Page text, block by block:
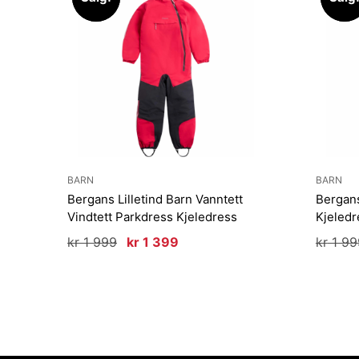
BARN
Bergans Lilletind Barn Vanntett
Vindtett Parkdress Kjeledress
kr1 999
Opprinnelig
kr 1 399
BARN
kr1